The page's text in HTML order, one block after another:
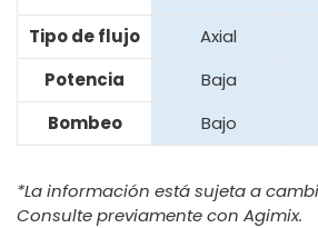
Tipo de flujo Axial
Potencia
Baja
Bombeo
Bajo
*La información está sujeta a
Consulte previamente con Agimix.